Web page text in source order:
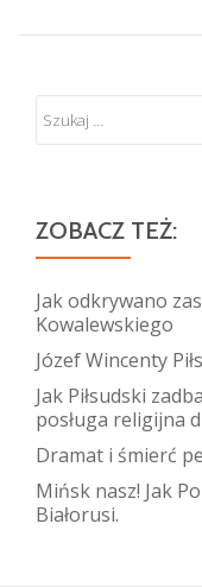
ZOBACZ TEŻ:
Jak odkrywano
Kowalewskiego
Józef Wincenty
Jak Piłsudski
posługa religijna
Dramat i śmierć
Mińsk nasz! Jak
Białorusi.